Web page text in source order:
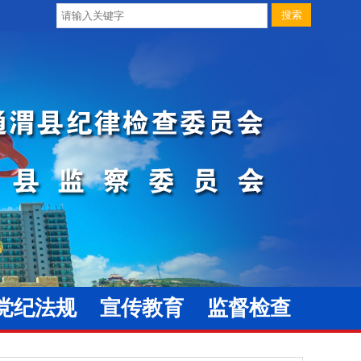
纪法规 宣传教育 监督检查